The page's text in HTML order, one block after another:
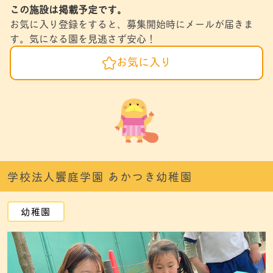
この施設は掲載予定です。
お気に入り登録をすると、募集開始時にメールが届きま
す。気になる園を見逃さず安心！
お気に入り
学校法人饗庭学園 あかつき幼稚園
幼稚園